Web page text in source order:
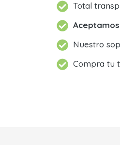
Total
Nuestro
Compra tu